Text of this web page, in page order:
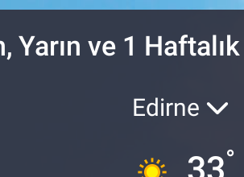
Yarın ve 1
Edirne
°